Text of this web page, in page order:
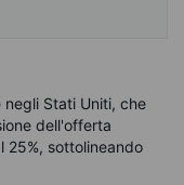
Stati Uniti, che
dell'offerta
25%, sottolineando